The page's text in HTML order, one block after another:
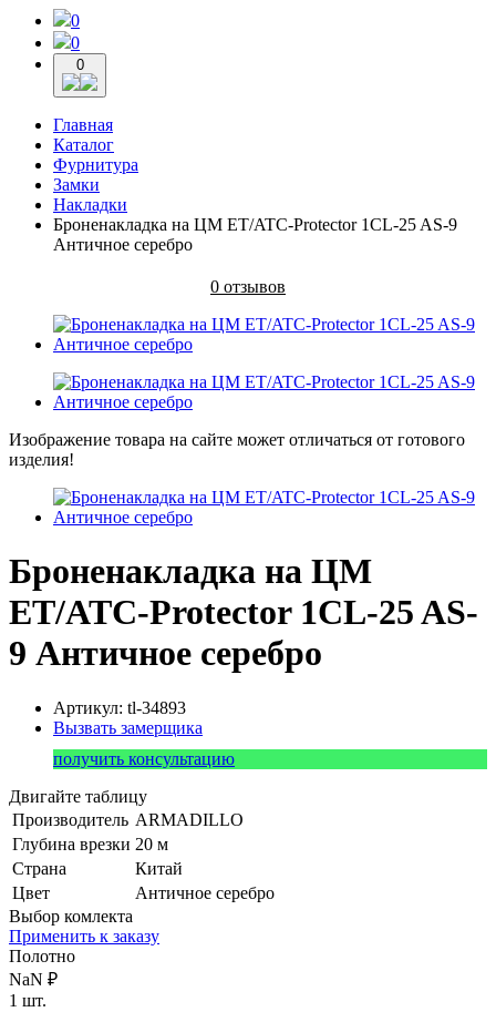
0
0
0
Главная
Каталог
Фурнитура
Замки
Накладки
Броненакладка на ЦМ ET/ATC-Protector 1CL-25 AS-9
Античное серебро
0 отзывов
Изображение товара на сайте может отличаться от готового
изделия!
Броненакладка на ЦМ
ET/ATC-Protector 1CL-25 AS-
9 Античное серебро
Артикул: tl-34893
Вызвать замерщика
получить консультацию
Двигайте таблицу
Производитель ARMADILLO
Глубина врезки 20 м
Страна
Китай
Цвет
Античное серебро
Выбор комлекта
Применить к заказу
Полотно
NaN ₽
1 шт.